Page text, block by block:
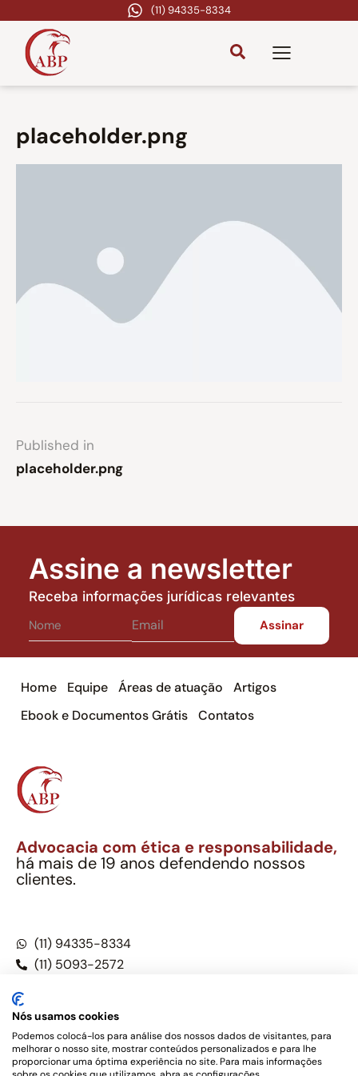
(11) 94335-8334
placeholder.png
Published in
placeholder.png
Assine a newsletter
Receba informações jurídicas relevantes
Home Equipe Áreas de atuação
Artigos
Ebook e Documentos Grátis
Contatos
Advocacia com ética e responsabilidade,
há mais de 19 anos defendendo nossos
clientes.
(11) 94335-8334
(11) 5093-2572
Este site não é um produto Meta Platforms, Inc., Google LLC,
Nós usamos cookies
Podemos colocá-los para análise dos nossos dados de visitantes, para
melhorar o nosso site, mostrar conteúdos personalizados e para lhe
proporcionar uma óptima experiência no site. Para mais informações